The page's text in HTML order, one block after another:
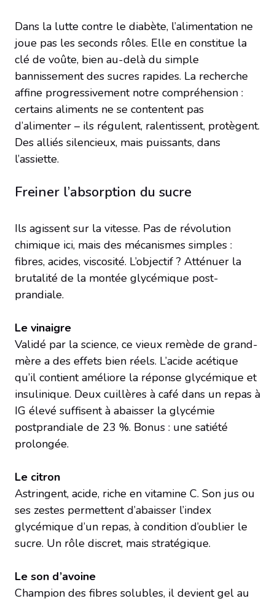
Dans la lutte contre le diabète, l’alimentation ne
joue pas les seconds rôles. Elle en constitue la
clé de voûte, bien au-delà du simple
bannissement des sucres rapides. La recherche
affine progressivement notre compréhension :
certains aliments ne se contentent pas
d’alimenter – ils régulent, ralentissent, protègent.
Des alliés silencieux, mais puissants, dans
l’assiette.
Freiner l’absorption du sucre
Ils agissent sur la vitesse. Pas de révolution
chimique ici, mais des mécanismes simples :
fibres, acides, viscosité. L’objectif ? Atténuer la
brutalité de la montée glycémique post-
prandiale.
Le vinaigre
Validé par la science, ce vieux remède de grand-
mère a des effets bien réels. L’acide acétique
qu’il contient améliore la réponse glycémique et
insulinique. Deux cuillères à café dans un repas à
IG élevé suffisent à abaisser la glycémie
postprandiale de 23 %. Bonus : une satiété
prolongée.
Le citron
Astringent, acide, riche en vitamine C. Son jus ou
ses zestes permettent d’abaisser l’index
glycémique d’un repas, à condition d’oublier le
sucre. Un rôle discret, mais stratégique.
Le son d’avoine
Champion des fibres solubles, il devient gel au